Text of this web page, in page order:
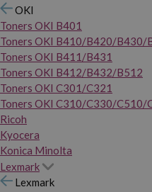
OKI
Toners OKI B401
Toners OKI B410/B420/B430/
Toners OKI B411/B431
Toners OKI B412/B432/B512
Toners OKI C301/C321
Toners OKI C310/C330/C510/
Ricoh
Kyocera
Konica Minolta
Lexmark
Lexmark